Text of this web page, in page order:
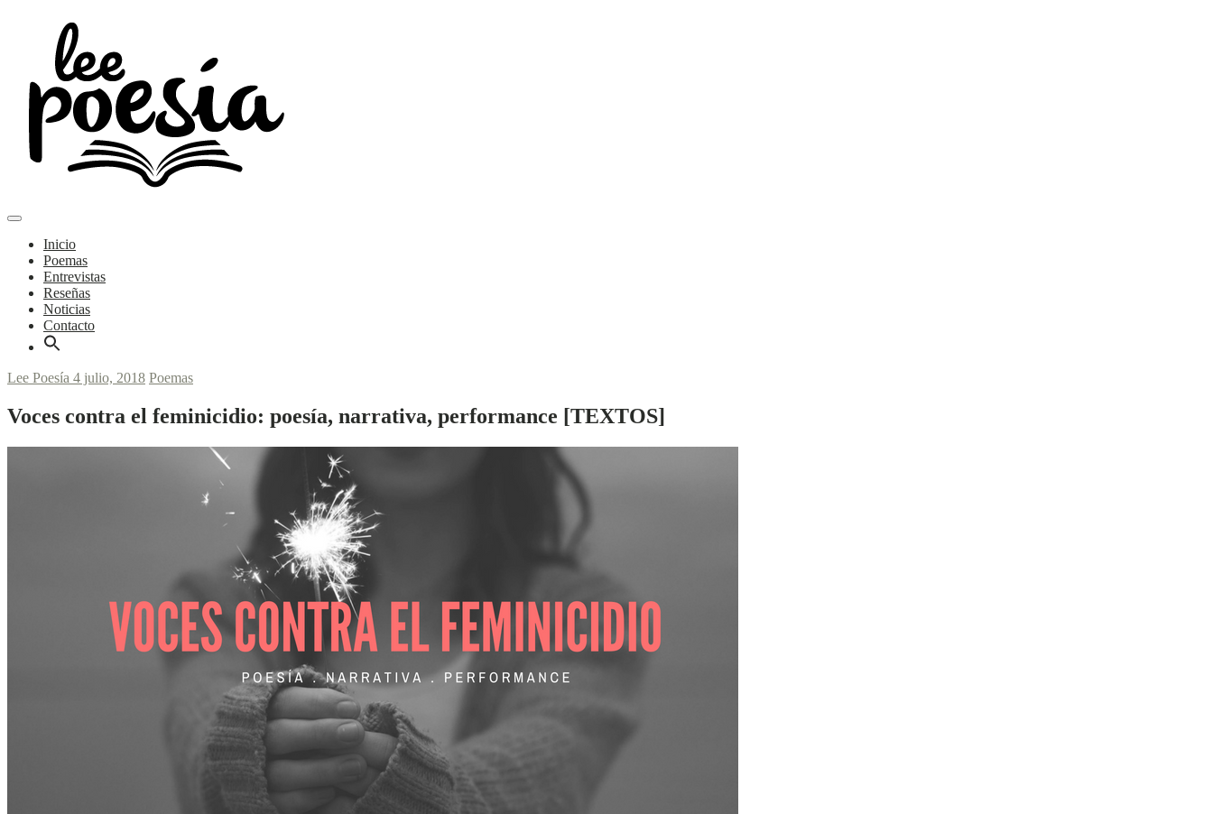
Lee Poesía
Poemas y entrevistas
Menu
Inicio
Poemas
Entrevistas
Reseñas
Noticias
Contacto
Lee Poesía 4 julio, 2018 Poemas
Voces contra el feminicidio: poesía, narrativa, performance [TEXTOS]